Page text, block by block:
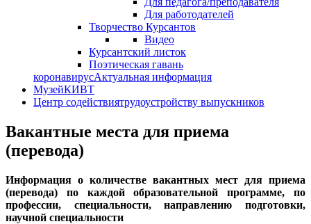
Для работодателей
Творчество Курсантов
Видео
Курсантский листок
Поэтическая гавань
коронавирусАктуальная информация
МузейКИВТ
Центр содействиятрудоустройству выпускников
Вакантные места для приема
(перевода)
Информация о количестве вакантных мест для приема
(перевода) по каждой образовательной программе, по
профессии, специальности, направлению подготовки,
научной специальности